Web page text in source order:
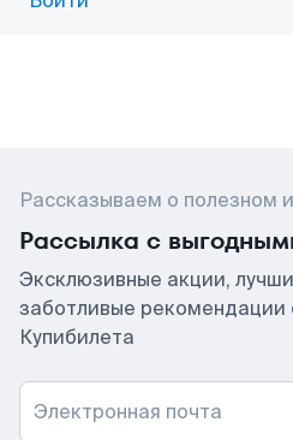
Рассказываем о полезном
Рассылка с
Эксклюзивные акции,
заботливые рекомендации
Купибилета
Электронная почта